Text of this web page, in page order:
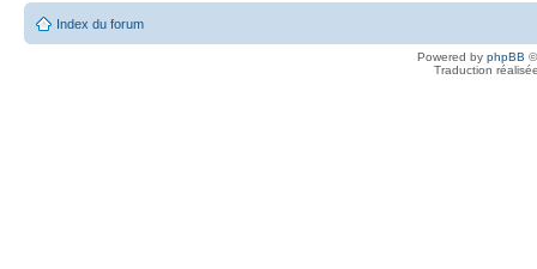
Index du forum
Powered by phpBB
Traduction